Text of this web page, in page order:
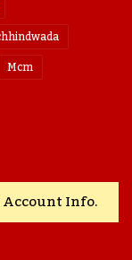
Mcm
Account Info.